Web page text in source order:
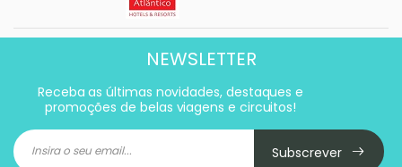
NEWSLETTER
Receba as últimas novidades, destaques e
promoções de belas viagens e circuitos!
Subscrever